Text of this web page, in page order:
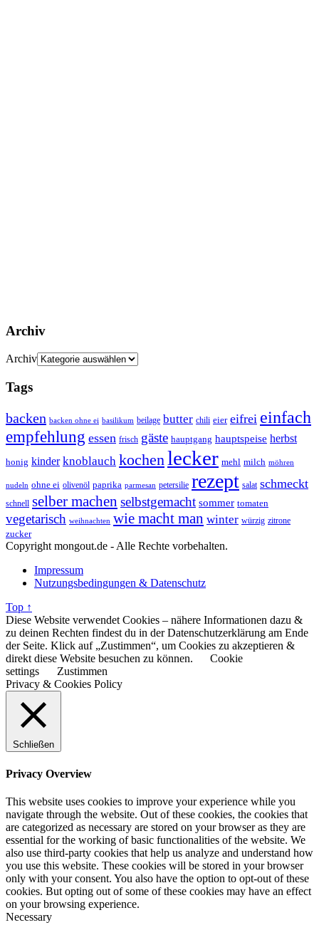
Archiv
Archiv
Tags
backen backen ohne ei basilikum beilage butter chili eier eifrei einfach
empfehlung essen frisch gäste hauptgang hauptspeise herbst
honig kinder knoblauch kochenlecker mehl milch möhren
nudeln ohne ei olivenöl paprika parmesan petersilie rezept salat schmeckt
schnell selber machen selbstgemacht sommer tomaten
vegetarisch weihnachten wie macht man winter würzig zitrone
zucker
Copyright mongout.de - Alle Rechte vorbehalten.
Impressum
Nutzungsbedingungen & Datenschutz
Top ↑
Diese Website verwendet Cookies – nähere Informationen dazu &
zu deinen Rechten findest du in der Datenschutzerklärung am Ende
der Seite. Klick auf „Zustimmen“, um Cookies zu akzeptieren &
direkt diese Website besuchen zu können.
Cookie
settings
Zustimmen
Privacy & Cookies Policy
Schließen
Privacy Overview
This website uses cookies to improve your experience while you
navigate through the website. Out of these cookies, the cookies that
are categorized as necessary are stored on your browser as they are
essential for the working of basic functionalities of the website. We
also use third-party cookies that help us analyze and understand how
you use this website. These cookies will be stored in your browser
only with your consent. You also have the option to opt-out of these
cookies. But opting out of some of these cookies may have an effect
on your browsing experience.
Necessary